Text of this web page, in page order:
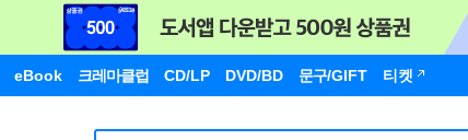
eBook 크레마클럽 CD/LP DVD/BD 문구/GIFT 티켓